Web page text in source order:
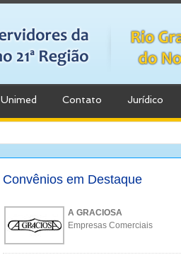
Unimed Contato Jurídico
Convênios em Destaque
A GRACIOSA
Empresas Comerciais